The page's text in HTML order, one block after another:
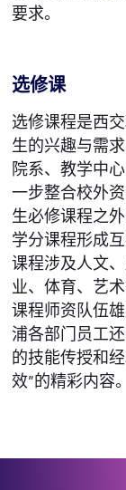
要求。
选修课
选修课程是西
生的兴趣与需
院系、教学中
一步整合校外
生必修课程之
学分课程形成
课程涉及人文
业、体育、艺
课程师资队伍
浦各部门员工
的技能传授和
效”的精彩内容。